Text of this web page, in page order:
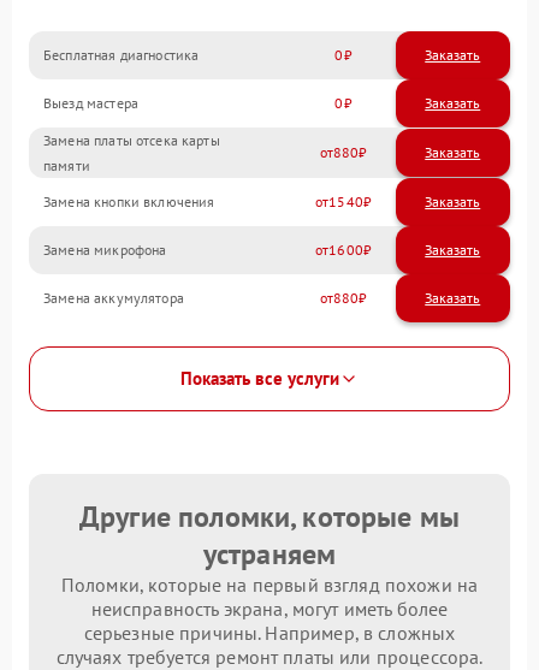
Бесплатная диагностика 0 Заказать
Выезд мастера 0 Заказать
Замена платы отсека карты
памяти
880
Замена кнопки включения 1540
Замена микрофона 1600
Замена аккумулятора 880
Показать все услуги
Другие поломки, которые мы
устраняем
Поломки, которые на первый взгляд похожи на
неисправность экрана, могут иметь более
серьезные причины. Например, в сложных
случаях требуется ремонт платы или процессора.